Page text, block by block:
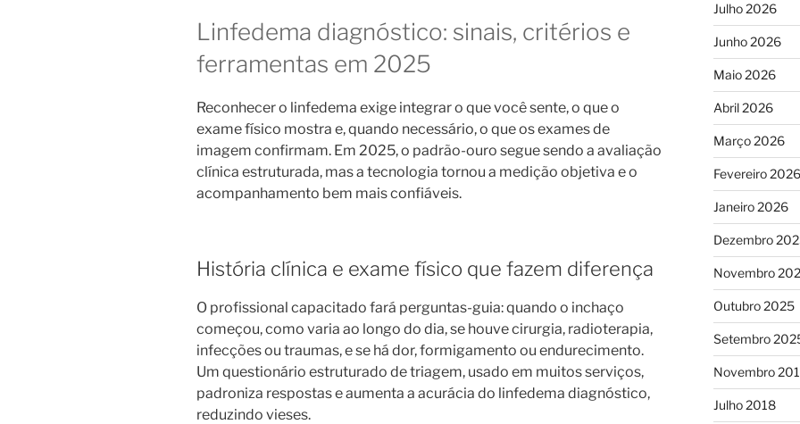
Linfedema diagnóstico: sinais, critérios e
ferramentas em 2025
Reconhecer o linfedema exige integrar o que você sente, o que o
exame físico mostra e, quando necessário, o que os exames de
imagem confirmam. Em 2025, o padrão-ouro segue sendo a avaliação
clínica estruturada, mas a tecnologia tornou a medição objetiva e o
acompanhamento bem mais confiáveis.
História clínica e exame físico que fazem diferença
O profissional capacitado fará perguntas-guia: quando o inchaço
começou, como varia ao longo do dia, se houve cirurgia, radioterapia,
infecções ou traumas, e se há dor, formigamento ou endurecimento.
Um questionário estruturado de triagem, usado em muitos serviços,
padroniza respostas e aumenta a acurácia do linfedema diagnóstico,
reduzindo vieses.
Julho 2026
Junho 2026
Maio 2026
Abril 2026
Março 2026
Fevereiro 2026
Janeiro 2026
Dezembro
Novembro
Outubro 2025
Setembro
Novembro
Julho 2018